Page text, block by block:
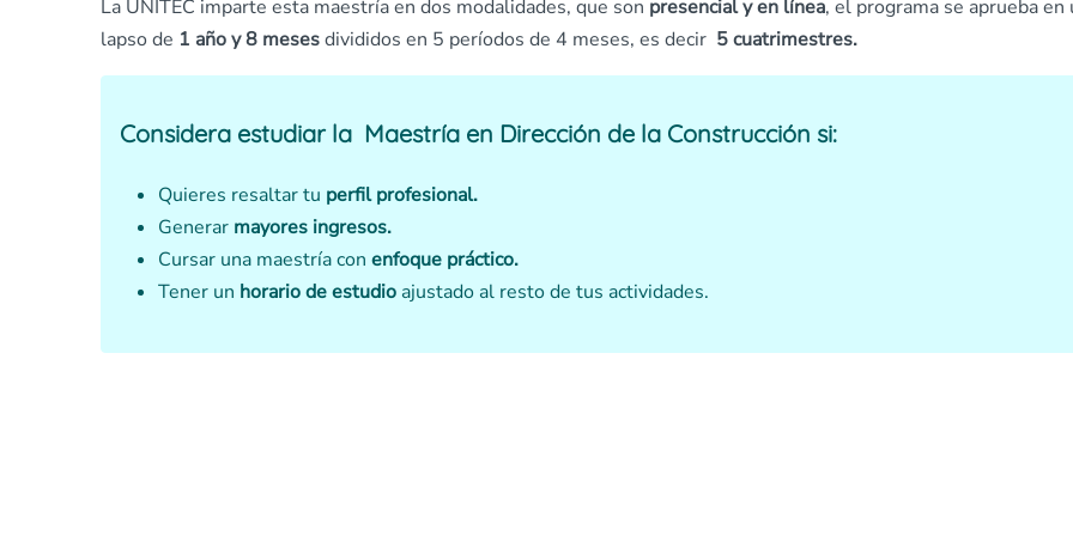
La UNITEC imparte esta maestría en dos modalidades, que son presencial y en línea, el programa se aprueba en
lapso de 1 año y 8 mesesdivididos en 5 períodos de 4 meses, es decir 5 cuatrimestres.
Considera estudiar la Maestría en Dirección de la Construcción si:
Quieres resaltar tu perfil profesional.
Generar mayores ingresos.
Cursar una maestría con enfoque práctico.
Tener un horario de estudio ajustado al resto de tus actividades.